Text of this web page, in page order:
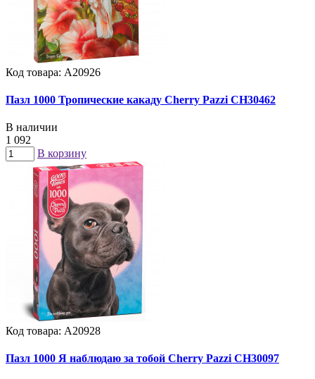
Код товара: А20926
Пазл 1000 Тропические какаду Cherry Pazzi CH30462
В наличии
1 092
В корзину
Код товара: А20928
Пазл 1000 Я наблюдаю за тобой Cherry Pazzi CH30097